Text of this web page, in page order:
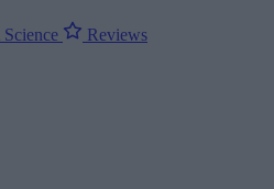
Science Reviews